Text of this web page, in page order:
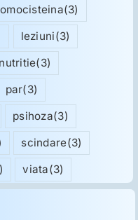
(3)
leziuni(3)
nutritie(3)
par(3)
psihoza(3)
scindare(3)
viata(3)